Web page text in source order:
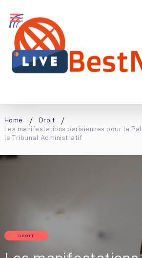
Home
Droit
Les manifestations parisiennes pour la
le Tribunal Administratif
DROIT